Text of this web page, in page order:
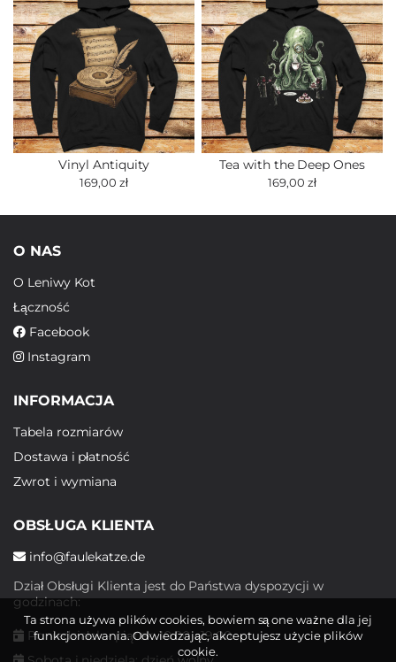
Vinyl Antiquity
169,00 zł
Tea with the Deep Ones
169,00 zł
O NAS
O Leniwy Kot
Łączność
Facebook
Instagram
INFORMACJA
Tabela rozmiarów
Dostawa i płatność
Zwrot i wymiana
OBSŁUGA KLIENTA
info@faulekatze.de
Dział Obsługi Klienta jest do Państwa dyspozycji w
godzinach:
Poniedziałek - piątek: 10:00 - 19:00
Ta strona używa plików cookies, bowiem są one ważne dla jej
funkcjonowania. Odwiedzając, akceptujesz użycie plików
cookie.